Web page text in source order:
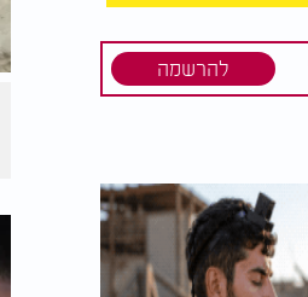
להרשמה